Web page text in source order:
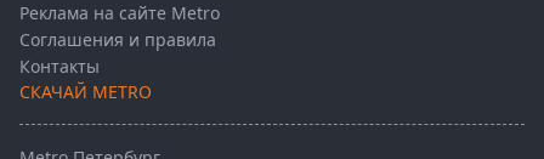
Реклама на сайте Metro
Соглашения и правила
Контакты
СКАЧАЙ METRO